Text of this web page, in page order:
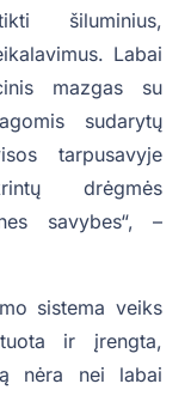
šiluminius,
Labai
mazgas su
sudarytų
tarpusavyje
drėgmės
savybes“, –
sistema veiks
ir įrengta,
nėra nei labai